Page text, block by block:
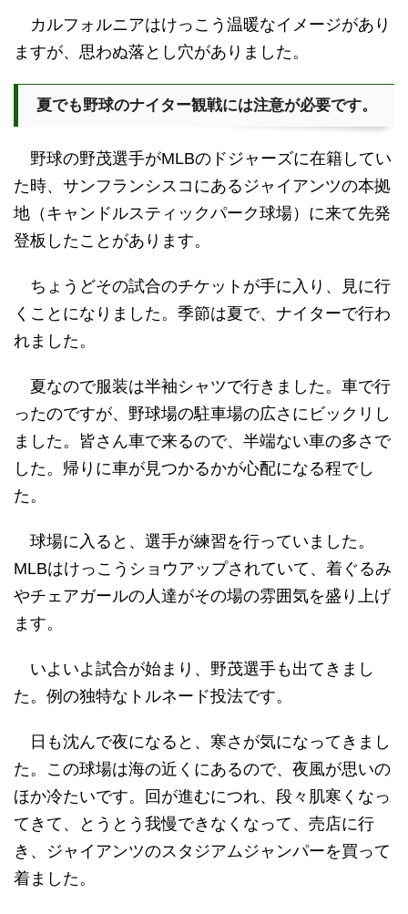
カルフォルニアはけっこう温暖なイメージがあり
ますが、思わぬ落とし穴がありました。
夏でも野球のナイター観戦には注意が必要です。
野球の野茂選手がMLBのドジャーズに在籍してい
た時、サンフランシスコにあるジャイアンツの本拠
地（キャンドルスティックパーク球場）に来て先発
登板したことがあります。
ちょうどその試合のチケットが手に入り、見に行
くことになりました。季節は夏で、ナイターで行わ
れました。
夏なので服装は半袖シャツで行きました。車で行
ったのですが、野球場の駐車場の広さにビックリし
ました。皆さん車で来るので、半端ない車の多さで
した。帰りに車が見つかるかが心配になる程でし
た。
球場に入ると、選手が練習を行っていました。
MLBはけっこうショウアップされていて、着ぐるみ
やチェアガールの人達がその場の雰囲気を盛り上げ
ます。
いよいよ試合が始まり、野茂選手も出てきまし
た。例の独特なトルネード投法です。
日も沈んで夜になると、寒さが気になってきまし
た。この球場は海の近くにあるので、夜風が思いの
ほか冷たいです。回が進むにつれ、段々肌寒くなっ
てきて、とうとう我慢できなくなって、売店に行
き、ジャイアンツのスタジアムジャンパーを買って
着ました。